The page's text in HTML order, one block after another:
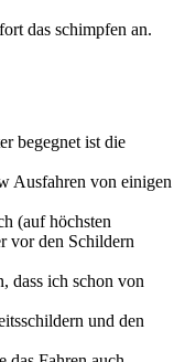
das schimpfen an.
begegnet ist die
Ausfahren von einigen
(auf höchsten
vor den Schildern
dass ich schon von
und den